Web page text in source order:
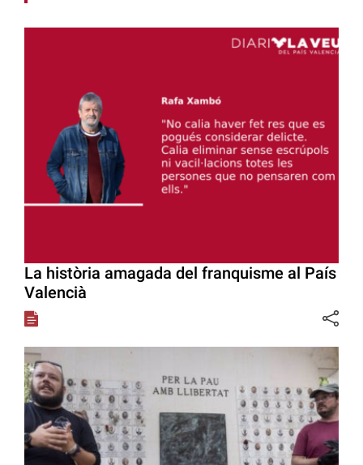
La història amagada del franquisme al País
Valencià